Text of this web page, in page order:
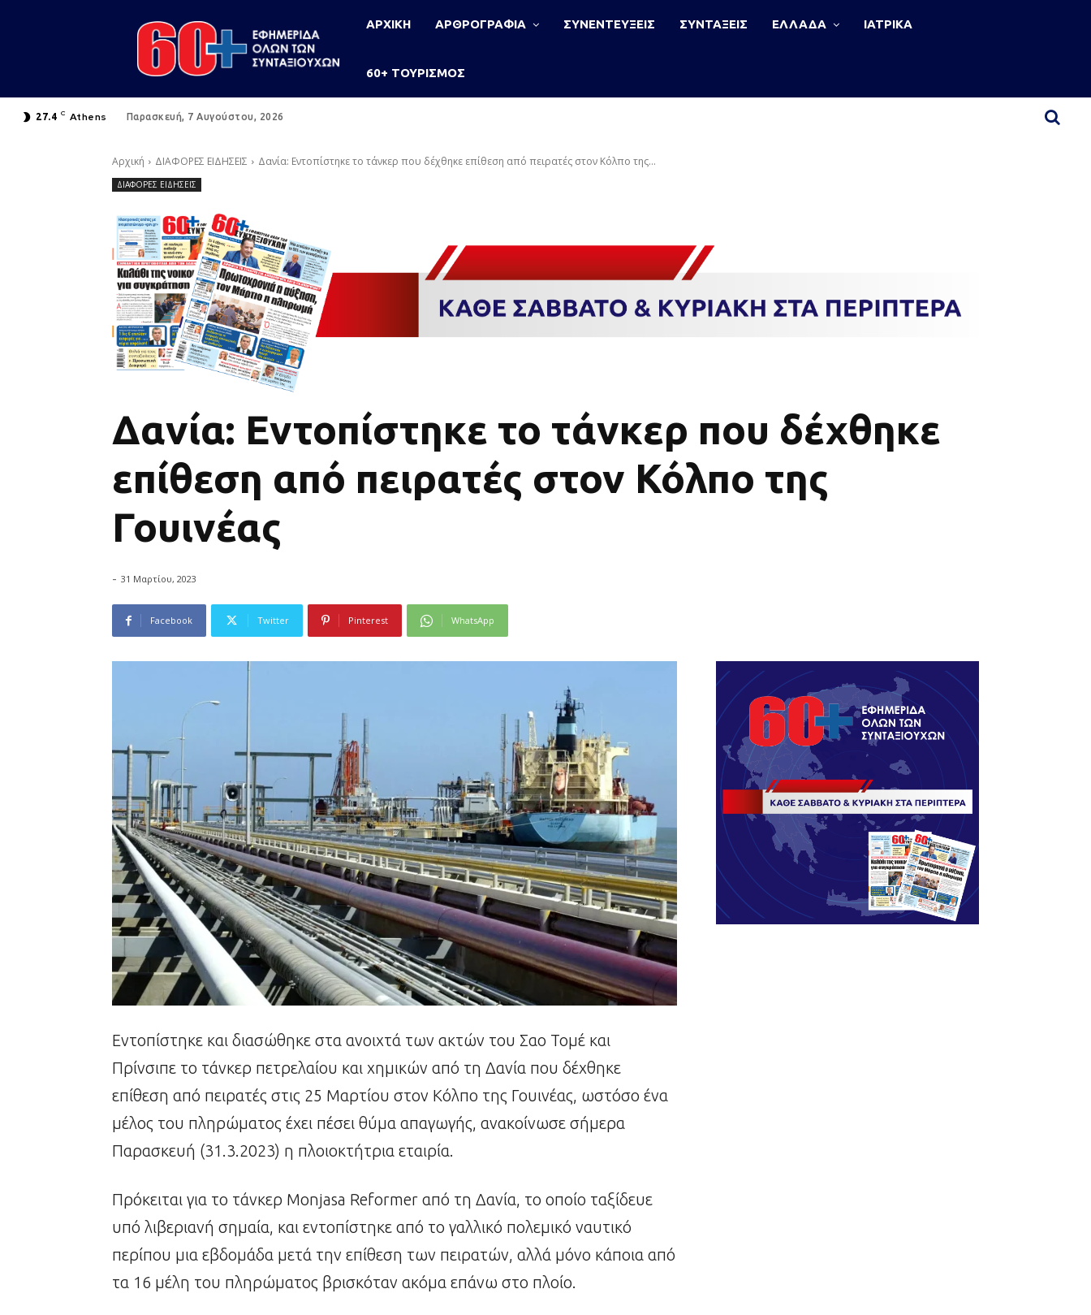
ΑΡΧΙΚΗ ΑΡΘΡΟΓΡΑΦΙΑ ΣΥΝΕΝΤΕΥΞΕΙΣ ΣΥΝΤΑΞΕΙΣ ΕΛΛΑΔΑ ΙΑΤΡΙΚΑ
60+ ΤΟΥΡΙΣΜΟΣ
27.4 C Athens Παρασκευή, 7 Αυγούστου, 2026
Αρχική ΔΙΑΦΟΡΕΣ ΕΙΔΗΣΕΙΣ Δανία: Εντοπίστηκε το τάνκερ που δέχθηκε επίθεση από πειρατές στον Κόλπο της...
ΔΙΑΦΟΡΕΣ ΕΙΔΗΣΕΙΣ
Δανία: Εντοπίστηκε το τάνκερ που δέχθηκε
επίθεση από πειρατές στον Κόλπο της
Γουινέας
- 31 Μαρτίου, 2023
Facebook Twitter Pinterest WhatsApp
Εντοπίστηκε και διασώθηκε στα ανοιχτά των ακτών του Σαο Τομέ και
Πρίνσιπε το τάνκερ πετρελαίου και χημικών από τη Δανία που δέχθηκε
επίθεση από πειρατές στις 25 Μαρτίου στον Κόλπο της Γουινέας, ωστόσο ένα
μέλος του πληρώματος έχει πέσει θύμα απαγωγής, ανακοίνωσε σήμερα
Παρασκευή (31.3.2023) η πλοιοκτήτρια εταιρία.
Πρόκειται για το τάνκερ Monjasa Reformer από τη Δανία, το οποίο ταξίδευε
υπό λιβεριανή σημαία, και εντοπίστηκε από το γαλλικό πολεμικό ναυτικό
περίπου μια εβδομάδα μετά την επίθεση των πειρατών, αλλά μόνο κάποια από
τα 16 μέλη του πληρώματος βρισκόταν ακόμα επάνω στο πλοίο.